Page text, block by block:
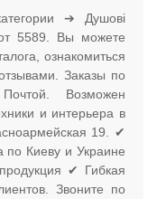
➔ Душові
5589. Вы можете
ознакомиться
Заказы по
Возможен
и интерьера в
19. ✔
по Киеву и Украине
✔ Гибкая
Звоните по